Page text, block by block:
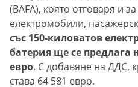
(BAFA), която отговаря и
електромобили,
със 150-киловатов
батерия ще се предлага
евро. С добавяне на ДДС,
става 64 581 евро.